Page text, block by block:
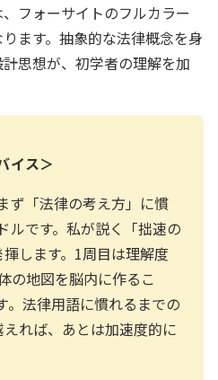
フォーサイトのフルカラー
ます。抽象的な法律概念を身
思想が、初学者の理解を加
イス＞
ず「法律の考え方」に慣
ルです。私が説く「拙速の
します。1周目は理解度
の地図を脳内に作るこ
。法律用語に慣れるまでの
れば、あとは加速度的に